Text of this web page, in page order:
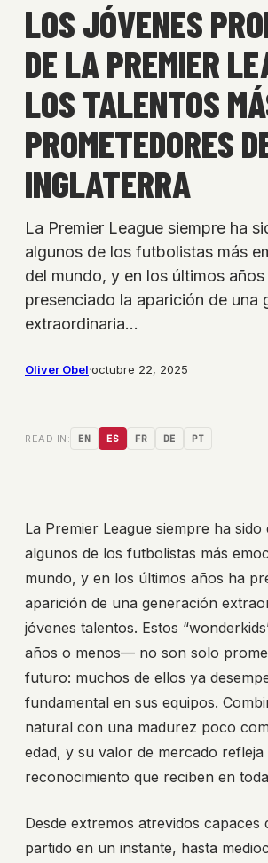
LOS JÓVENES
DE LA PREMIER
LOS TALENTOS
PROMETEDORES
INGLATERRA
La Premier League siempre ha
algunos de los futbolistas más
del mundo, y en los últimos años
presenciado la aparición de una
extraordinaria…
Oliver Obel·octubre 22, 2025
READ IN: EN ES FR DE PT
La Premier League siempre ha sido
algunos de los futbolistas más
mundo, y en los últimos años ha
aparición de una generación
jóvenes talentos. Estos
años o menos— no son solo
futuro: muchos de ellos ya
fundamental en sus equipos.
natural con una madurez poco
edad, y su valor de mercado refleja
reconocimiento que reciben en
Desde extremos atrevidos capaces
partido en un instante, hasta